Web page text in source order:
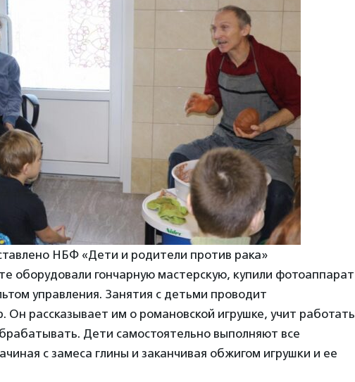
НБФ «Дети и родители против рака»
оборудовали гончарную мастерскую, купили фотоаппарат
управления. Занятия с детьми проводит
Он рассказывает им о романовской игрушке, учит работать
Дети самостоятельно выполняют все
с замеса глины и заканчивая обжигом игрушки и ее